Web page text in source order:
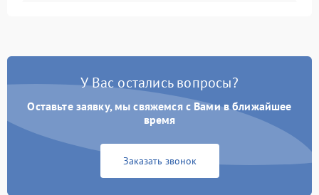
Появление запаха гари 2400 ₽ Подробнее →
Проблемы с вентилятором 2000 ₽
Поломка системы
охлаждения
Подробнее →
Не работают сенсорные
У Вас остались вопросы?
Оставьте заявку, мы свяжемся с Вами в ближайшее
время
Заказать звонок